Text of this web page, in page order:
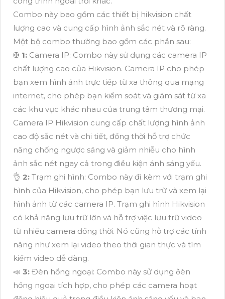
Combo này bao gồm các thiết bị hikvision chất
lượng cao và cung cấp hình ảnh sắc nét và rõ ràng.
Một bộ combo thường bao gồm các phần sau:
✠ 1: Camera IP: Combo này sử dụng các camera IP
chất lượng cao của Hikvision. Camera IP cho phép
bạn xem hình ảnh trực tiếp từ xa thông qua mạng
internet, cho phép bạn kiểm soát và giám sát từ xa
các khu vực khác nhau của trung tâm thương mại.
Camera IP Hikvision cung cấp chất lượng hình ảnh
cao độ sắc nét và chi tiết, đồng thời hỗ trợ chức
năng chống ngược sáng và giảm nhiễu cho hình
ảnh sắc nét ngay cả trong điều kiện ánh sáng yếu.
👌 2: Trạm ghi hình: Combo này đi kèm với trạm ghi
hình của Hikvision, cho phép bạn lưu trữ và xem lại
hình ảnh từ các camera IP. Trạm ghi hình Hikvision
có khả năng lưu trữ lớn và hỗ trợ việc lưu trữ video
từ nhiều camera đồng thời. Nó cũng hỗ trợ các tính
năng như xem lại video theo thời gian thực và tìm
kiếm video dễ dàng.
📣 3: Ðèn hồng ngoại: Combo này sử dụng ðèn
hồng ngoại tích hợp, cho phép các camera hoạt